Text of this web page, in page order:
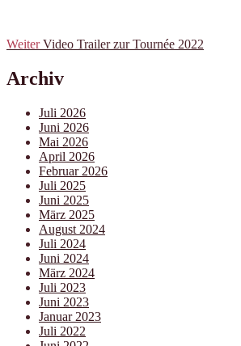
Weiter Video Trailer zur Tournée 2022
Archiv
Juli 2026
Juni 2026
Mai 2026
April 2026
Februar 2026
Juli 2025
Juni 2025
März 2025
August 2024
Juli 2024
Juni 2024
März 2024
Juli 2023
Juni 2023
Januar 2023
Juli 2022